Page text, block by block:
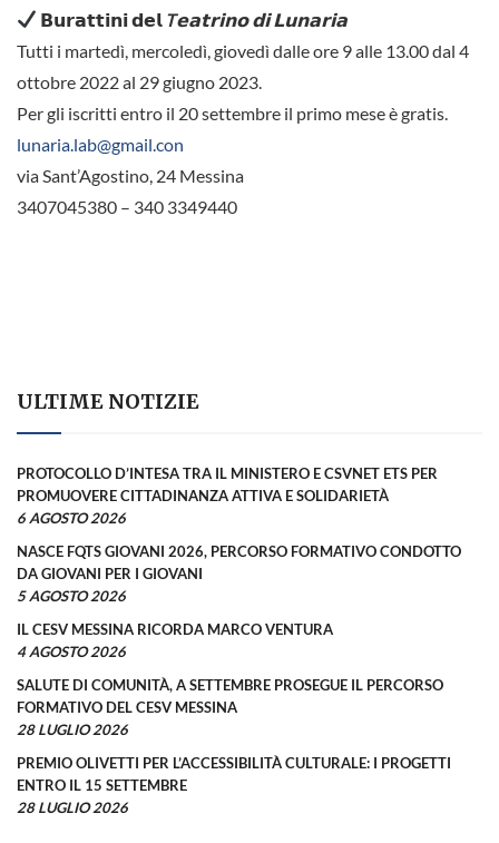
𝗕𝘂𝗿𝗮𝘁𝘁𝗶𝗻𝗶 𝗱𝗲𝗹 T𝗲𝗮𝘁𝗿𝗶𝗻𝗼 𝗱𝗶 𝗟𝘂𝗻𝗮𝗿𝗶𝗮
Tutti i martedì, mercoledì, giovedì dalle ore 9 alle 13.00 dal 4
ottobre 2022 al 29 giugno 2023.
Per gli iscritti entro il 20 settembre il primo mese è gratis.
lunaria.lab@gmail.con
via Sant’Agostino, 24 Messina
3407045380 – 340 3349440
ULTIME NOTIZIE
PROTOCOLLO D’INTESA TRA IL MINISTERO E CSVNET ETS PER
PROMUOVERE CITTADINANZA ATTIVA E SOLIDARIETÀ
6 AGOSTO 2026
NASCE FQTS GIOVANI 2026, PERCORSO FORMATIVO CONDOTTO
DA GIOVANI PER I GIOVANI
5 AGOSTO 2026
IL CESV MESSINA RICORDA MARCO VENTURA
4 AGOSTO 2026
SALUTE DI COMUNITÀ, A SETTEMBRE PROSEGUE IL PERCORSO
FORMATIVO DEL CESV MESSINA
28 LUGLIO 2026
PREMIO OLIVETTI PER L’ACCESSIBILITÀ CULTURALE: I PROGETTI
ENTRO IL 15 SETTEMBRE
28 LUGLIO 2026